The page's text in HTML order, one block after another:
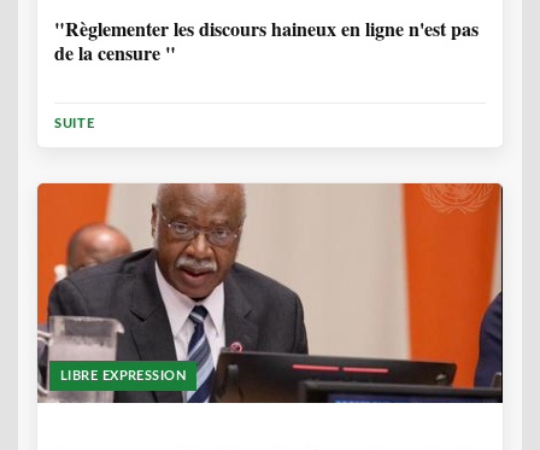
"Règlementer les discours haineux en ligne n'est pas
de la censure "
SUITE
LIBRE EXPRESSION